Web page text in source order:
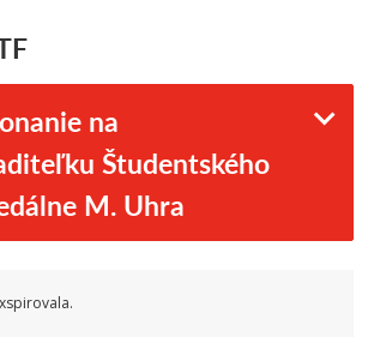
na
Študentského
M. Uhra